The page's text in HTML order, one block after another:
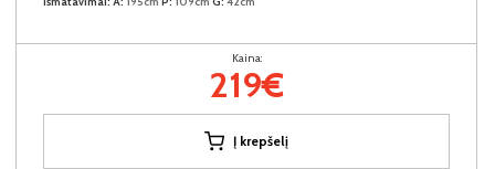
Kaina:
219€
Į krepšelį